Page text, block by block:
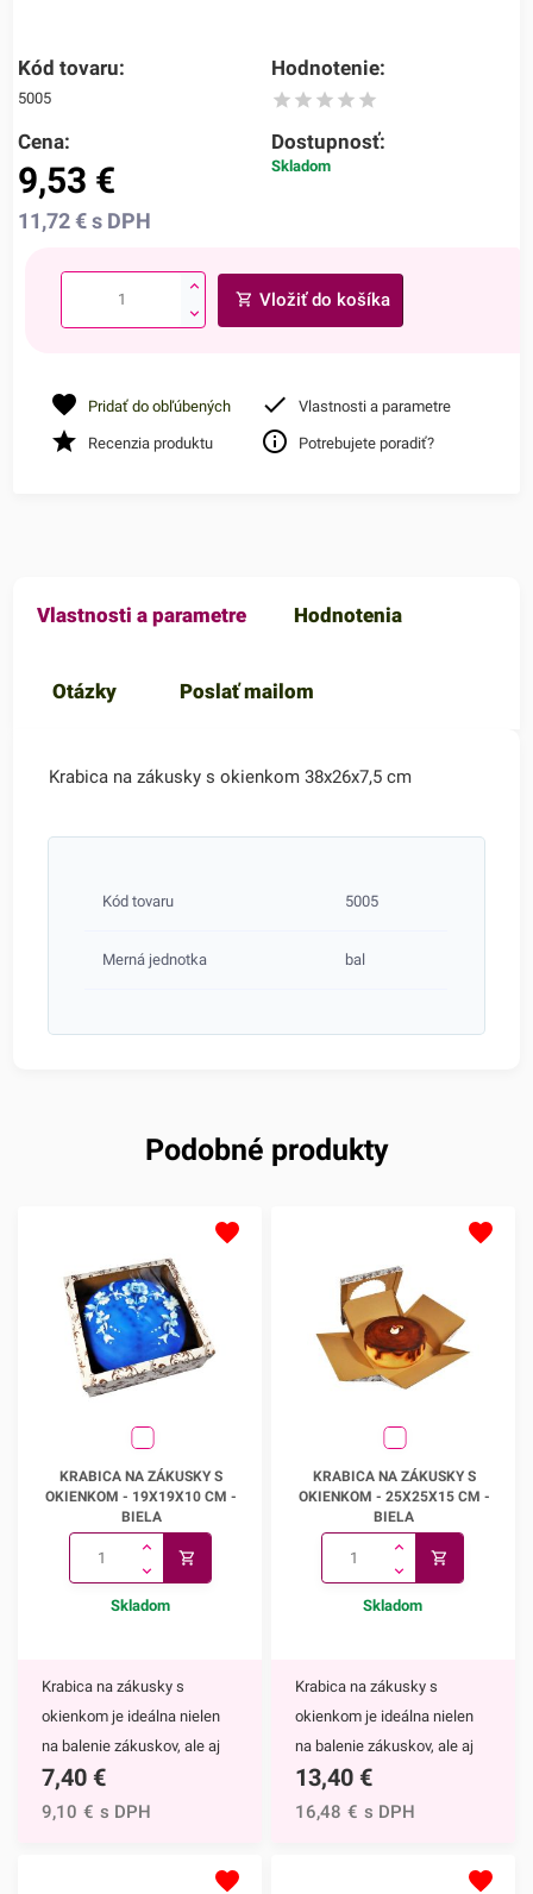
Kód tovaru:
5005
Hodnotenie:
Cena:
9,53 €
11,72€ s DPH
Dostupnosť:
Skladom
Vložiť do košíka
Pridať do obľúbených Vlastnosti a parametre
Recenzia produktu Potrebujete poradiť?
Vlastnosti a parametre Hodnotenia
Otázky Poslať mailom
Krabica na zákusky s okienkom 38x26x7,5 cm
Kód tovaru 5005
Merná jednotka bal
Podobné produkty
okienkom - 19x19x10 cm
KRABICA NA ZÁKUSKY S
OKIENKOM - 19X19X10 CM -
BIELA
Skladom
Krabica na zákusky s
okienkom je ideálna nielen
na balenie zákuskov, ale aj
tôrt. Vďaka okienku na vrchu
krabice nemusíte krabicu
7,40 €
9,10 € s DPH
okienkom - 25x25x15 cm
KRABICA NA ZÁKUSKY S
OKIENKOM - 25X25X15 CM -
BIELA
Skladom
Krabica na zákusky s
okienkom je ideálna nielen
na balenie zákuskov, ale aj
tôrt. Vďaka okienku na vrchu
krabice nemusíte krabicu
13,40 €
16,48 € s DPH